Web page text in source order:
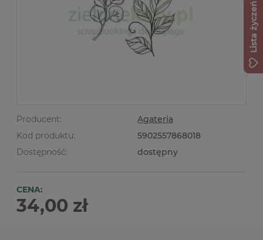
Producent:
Agateria
Kod produktu:
5902557868018
Dostępność:
dostępny
CENA:
34,00 zł
Lista życzeń